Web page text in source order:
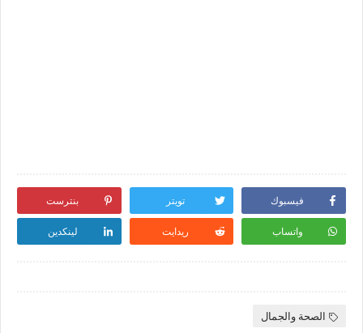
فيسبوك تويتر بنترست
واتساب ريدايت لينكدين
الصحة والجمال